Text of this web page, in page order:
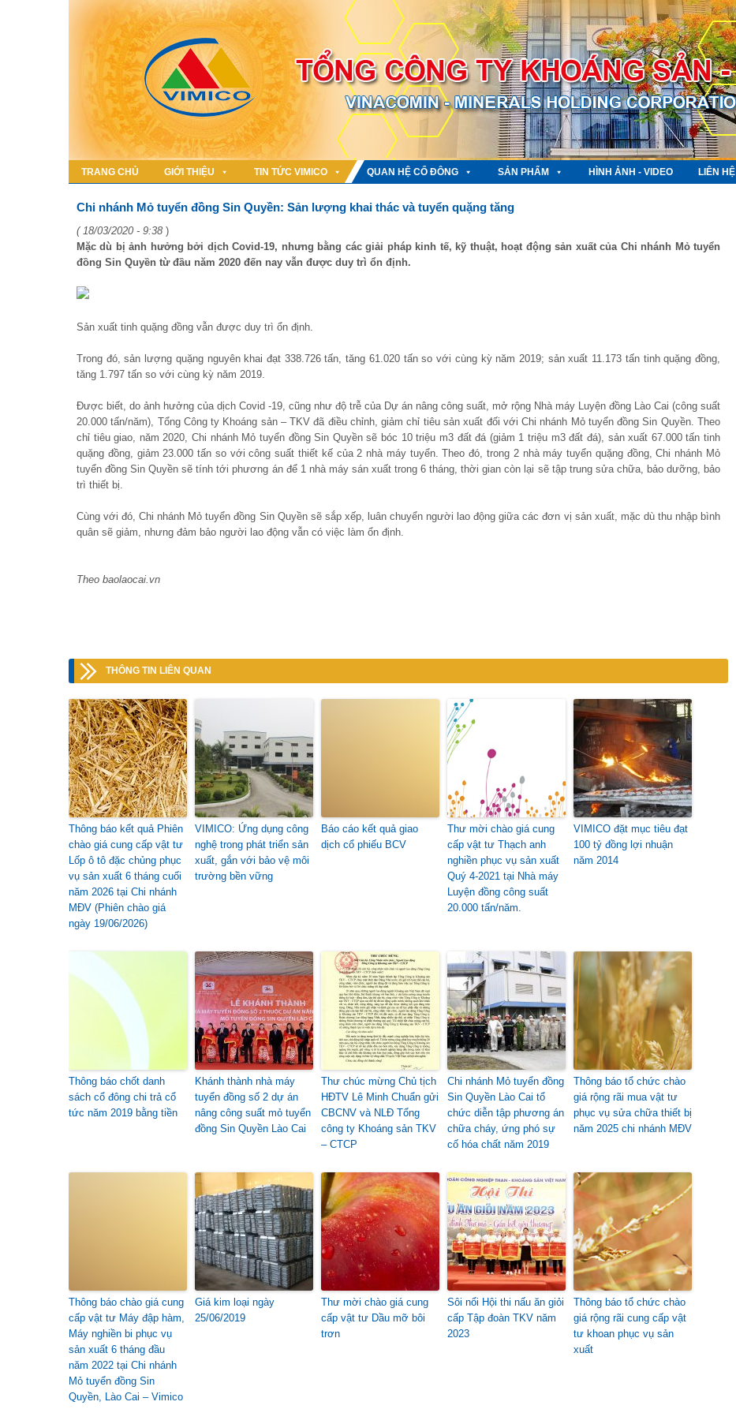
TRANG CHỦ GIỚI THIỆU TIN TỨC VIMICO QUAN HỆ CỔ ĐÔNG SẢN PHẨM HÌNH ẢNH - VIDEO LIÊN HỆ
Chi nhánh Mỏ tuyển đồng Sin Quyền: Sản lượng khai thác và tuyển quặng tăng
( 18/03/2020 - 9:38 )
Mặc dù bị ảnh hưởng bởi dịch Covid-19, nhưng bằng các giải pháp kinh tế, kỹ thuật, hoạt động sản xuất của Chi nhánh Mỏ tuyển
đồng Sin Quyền từ đầu năm 2020 đến nay vẫn được duy trì ổn định.
Sản xuất tinh quặng đồng vẫn được duy trì ổn định.
Trong đó, sản lượng quặng nguyên khai đạt 338.726 tấn, tăng 61.020 tấn so với cùng kỳ năm 2019; sản xuất 11.173 tấn tinh quặng đồng,
tăng 1.797 tấn so với cùng kỳ năm 2019.
Được biết, do ảnh hưởng của dịch Covid -19, cũng như độ trễ của Dự án nâng công suất, mở rộng Nhà máy Luyện đồng Lào Cai (công suất
20.000 tấn/năm), Tổng Công ty Khoáng sản – TKV đã điều chỉnh, giảm chỉ tiêu sản xuất đối với Chi nhánh Mỏ tuyển đồng Sin Quyền. Theo
chỉ tiêu giao, năm 2020, Chi nhánh Mỏ tuyển đồng Sin Quyền sẽ bóc 10 triệu m3 đất đá (giảm 1 triệu m3 đất đá), sản xuất 67.000 tấn tinh
quặng đồng, giảm 23.000 tấn so với công suất thiết kế của 2 nhà máy tuyển. Theo đó, trong 2 nhà máy tuyển quặng đồng, Chi nhánh Mỏ
tuyển đồng Sin Quyền sẽ tính tới phương án để 1 nhà máy sán xuất trong 6 tháng, thời gian còn lại sẽ tập trung sửa chữa, bảo dưỡng, bảo
trì thiết bị.
Cùng với đó, Chi nhánh Mỏ tuyển đồng Sin Quyền sẽ sắp xếp, luân chuyển người lao động giữa các đơn vị sản xuất, mặc dù thu nhập bình
quân sẽ giảm, nhưng đảm bảo người lao động vẫn có việc làm ổn định.
Theo baolaocai.vn
THÔNG TIN LIÊN QUAN
Thông báo kết quả Phiên
chào giá cung cấp vật tư
Lốp ô tô đặc chủng phục
vụ sản xuất 6 tháng cuối
năm 2026 tại Chi nhánh
MĐV (Phiên chào giá
ngày 19/06/2026)
VIMICO: Ứng dụng công
nghệ trong phát triển sản
xuất, gắn với bảo vệ môi
trường bền vững
Báo cáo kết quả giao
dịch cổ phiếu BCV
Thư mời chào giá cung
cấp vật tư Thạch anh
nghiền phục vụ sản xuất
Quý 4-2021 tại Nhà máy
Luyện đồng công suất
20.000 tấn/năm.
VIMICO đặt mục tiêu đạt
100 tỷ đồng lợi nhuận
năm 2014
Thông báo chốt danh
sách cổ đông chi trả cổ
tức năm 2019 bằng tiền
Khánh thành nhà máy
tuyển đồng số 2 dự án
nâng công suất mỏ tuyển
đồng Sin Quyền Lào Cai
Thư chúc mừng Chủ tịch
HĐTV Lê Minh Chuẩn gửi
CBCNV và NLĐ Tổng
công ty Khoáng sản TKV
– CTCP
Chi nhánh Mỏ tuyển đồng
Sin Quyền Lào Cai tổ
chức diễn tập phương án
chữa cháy, ứng phó sự
cố hóa chất năm 2019
Thông báo tổ chức chào
giá rộng rãi mua vật tư
phục vụ sửa chữa thiết bị
năm 2025 chi nhánh MĐV
Thông báo chào giá cung
cấp vật tư Máy đập hàm,
Máy nghiền bi phục vụ
sản xuất 6 tháng đầu
năm 2022 tại Chi nhánh
Mỏ tuyển đồng Sin
Quyền, Lào Cai – Vimico
Giá kim loại ngày
25/06/2019
Thư mời chào giá cung
cấp vật tư Dầu mỡ bôi
trơn
Sôi nổi Hội thi nấu ăn giỏi
cấp Tập đoàn TKV năm
2023
Thông báo tổ chức chào
giá rộng rãi cung cấp vật
tư khoan phục vụ sản
xuất